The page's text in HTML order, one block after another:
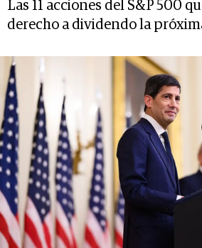
Las 11 acciones del S&P 500
derecho a dividendo la